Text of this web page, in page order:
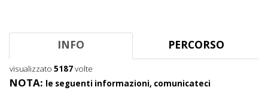
INFO PERCORSO
visualizzato 5187volte
NOTA: le seguenti informazioni, comunicateci